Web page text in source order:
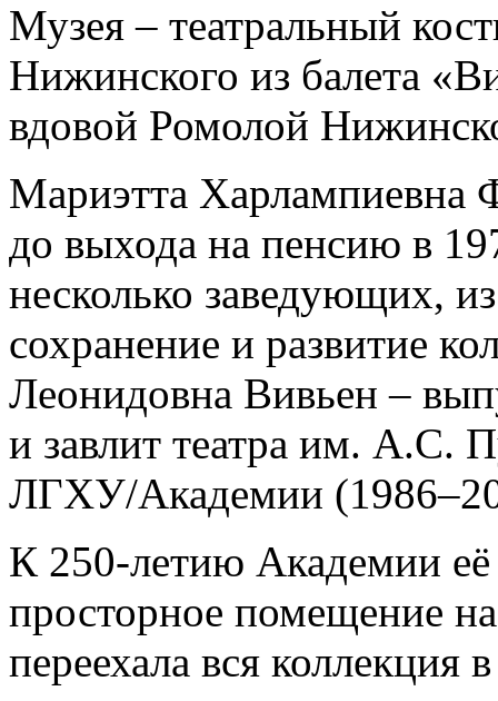
Музея – театральный
Нижинского из балета
вдовой Ромолой
Мариэтта Харлампиевна
до выхода на пенсию в
несколько заведующих,
сохранение и развитие
Леонидовна Вивьен –
и завлит театра им. А.С.
ЛГХУ/Академии
К 250-летию Академии
просторное помещение
переехала вся коллекция